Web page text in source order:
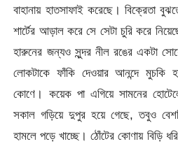
বাহানায় হাতসাফাই করেছে। বিক্রেতা
শার্টের আড়াল করে সে সেটা চুরি করে
হারুনের জন্যও সুন্দর নীল রঙের একটা
লোকটাকে ফাঁকি দেওয়ার আনন্দে মুচকি
কোণে। কয়েক পা এগিয়ে সামনের
সকাল গড়িয়ে দুপুর হয়ে গেছে, তবুও
হামলে পড়ে খাচ্ছে। ঠোঁটের কোণায় বিড়ি